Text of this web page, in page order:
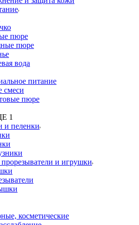
пюре
пюре
вода
питание
смеси
пюре
1
и пеленки
и игрушки
косметические